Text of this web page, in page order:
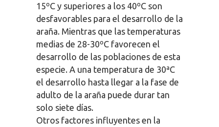
15ºC y superiores a los 40ºC son
desfavorables para el desarrollo de la
araña. Mientras que las temperaturas
medias de 28-30ºC favorecen el
desarrollo de las poblaciones de esta
especie. A una temperatura de 30ªC
el desarrollo hasta llegar a la fase de
adulto de la araña puede durar tan
solo siete días.
Otros factores influyentes en la